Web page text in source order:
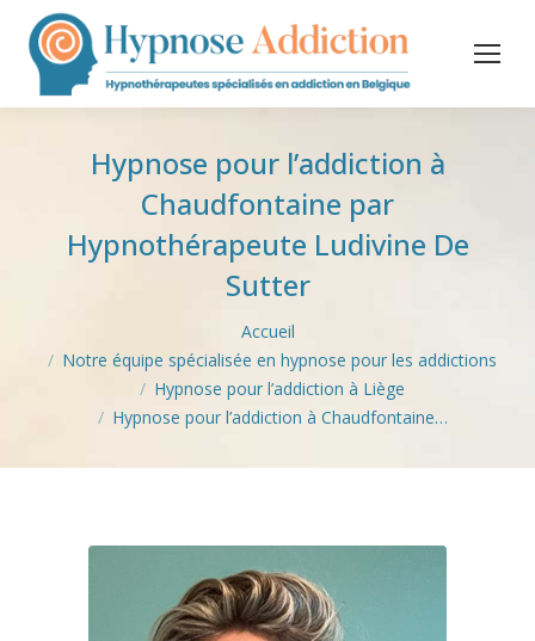
Hypnose pour l’addiction à
Chaudfontaine par
Hypnothérapeute Ludivine De
Sutter
Accueil
Notre équipe spécialisée en hypnose pour les addictions
Hypnose pour l’addiction à Liège
Hypnose pour l’addiction à Chaudfontaine…